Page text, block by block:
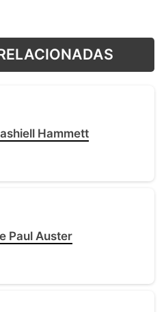
Hammett
Paul Auster